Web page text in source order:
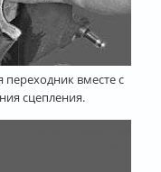
переходник вместе с
сцепления.